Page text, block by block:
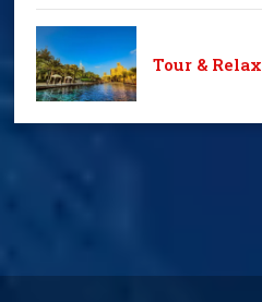
Tour & Relax